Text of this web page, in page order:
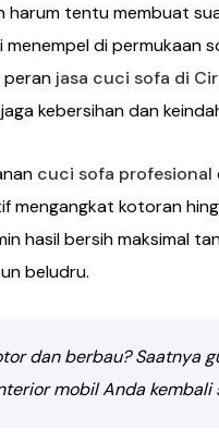
harum tentu membuat
di permukaan
peran jasa cuci sofa di
kebersihan dan
cuci sofa profesional
mengangkat kotoran
hasil bersih maksimal
beludru.
dan berbau? Saatnya
mobil Anda kembali